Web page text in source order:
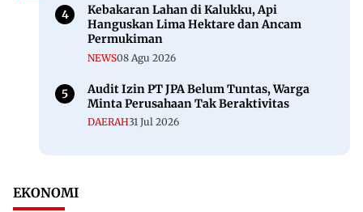
Kebakaran Lahan di Kalukku, Api
Hanguskan Lima Hektare dan Ancam
Permukiman
NEWS08 Agu 2026
Audit Izin PT JPA Belum Tuntas, Warga
Minta Perusahaan Tak Beraktivitas
DAERAH31 Jul 2026
EKONOMI